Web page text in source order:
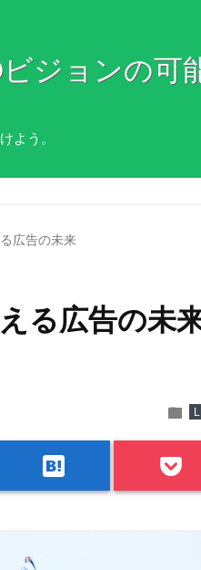
ジョンの可
よう。
広告の未来
る広告の未
folder
hatenabookmark